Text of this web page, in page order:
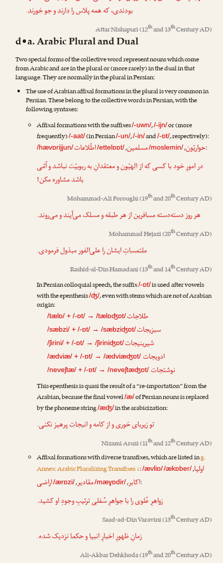
بودندی، که همه پلاس رادارندو جوخورند.
Attar Nishapuri(12thand 13thCentury AD)
d•a. Arabic Plural and Dual
Two special forms of the collective word represent nouns which come
from Arabic and are in the plural or (more rarely) in the dual in that
language. They are normally in the plural in Persian:
The use of Arabian affixal formations in the plural is very common in
Persian. These belong to the collective words in Persian, with the
following syntaxes:
Affixal formations with the suffixes/-uwn/,/-ijn/or (more
frequently)/-aat/(in Persian/-un/,/-in/and/-ɒt/, respectively):
/hævɒrijjun/ حواریّون,
/moslemin/مسلمین,
/ettelɒɒt/اطّلاعات :
در امورِ خود با کسی که ازالهیّونو معتقدانِ به ربوبیّت نباشد و اُمّی
باشد مشاوره مکن!
Mohammad-Ali Foroughi(19thand 20thCentury AD)
هر روز دسته‌دستهمسافریناز هر طبقه و مسلکمی‌آیندومی‌روند.
Mohammad Hejazi(20thCentury AD)
ملتمساتِایشان را علی‌الفور مبذول فرمودی.
Rashid-al-Din Hamadani(13thand 14thCentury AD)
In Persian colloquial speech, the suffix/-ɒt/is used after vowels
with the epenthesis/ʤ/, even with stems which are not of Arabian
origin:
/tælɒ/ + /-ɒt/ → /tælɒʤɒt/طلاجات
/sæbzi/ + /-ɒt/ → /sæbziʤɒt/سبزیجات
/ʃirini/ + /-ɒt/ → /ʃiriniʤɒt/شیرینیجات
/ædviæ/ + /-ɒt/ → /ædviæʤɒt/ ادویجات
/neveʃtæ/ + /-ɒt/ → /neveʃtæʤɒt/ نوشتجات
This epenthesis is quasi the result of a “re-importation” from the
Arabian, because the final vowel/æ/of Persian nouns is replaced
by the phoneme string/æʤ/in the arabicization:
تو زیربای خوری و از کامه وانبجاتپرهیز نکنی.
Nizami Aruzi(11thand 12thCentury AD)
Affixal formations with diverse transfixes, which are listed ing.
Annex: Arabic Pluralizing Transfixes ↓:/ævliɒ/ اولیا,
/ækɒber/
اکابر,
/mæɣɒdir/مقادیر,
/ærɒzi/اراضی :
زواهرِعُلوی را باجواهرِسُفلی ترتیبِ وجودِ او کشید.
Saad-ad-Din Varavini(13thCentury AD)
زمانِ ظهورِاخبارِانبیاوحکمانزدیک شده.
Ali-Akbar Dehkhoda(19thand 20thCentury AD)